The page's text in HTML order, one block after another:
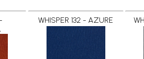
WHISPER 132 - AZURE